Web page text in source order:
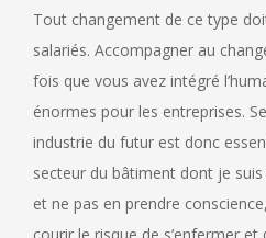
Tout changement de ce type
salariés. Accompagner au
fois que vous avez intégré
énormes pour les entreprises.
industrie du futur est donc
secteur du bâtiment dont je
et ne pas en prendre